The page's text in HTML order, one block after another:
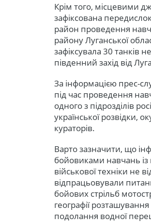
Крім того, місцевими
зафіксована
район проведення
району Луганської
зафіксувала 30 танків
південний захід від
За інформацією прес-
під час проведення
одного з підрозділів
української розвідки,
кураторів.
Варто зазначити, що
бойовиками навчань
військової техніки не
відпрацьовували
бойових стрільб
географії
подолання водної